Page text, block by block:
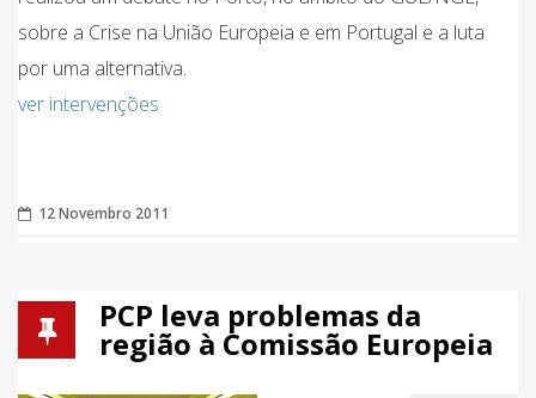
sobre a Crise na União Europeia e em Portugal e a luta
por uma alternativa.
ver intervenções
12 Novembro 2011
PCP leva problemas da
região à Comissão Europeia